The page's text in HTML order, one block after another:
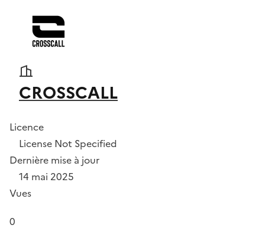
CROSSCALL
Licence
License Not Specified
Dernière mise à jour
14 mai 2025
Vues
0